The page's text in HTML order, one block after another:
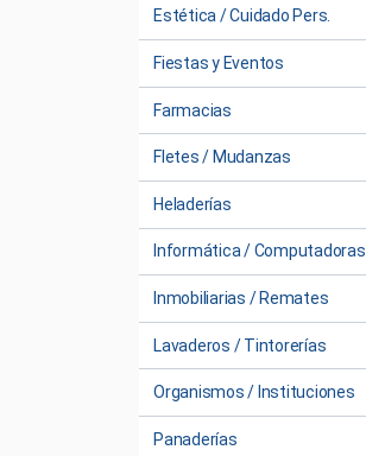
Estética / Cuidado Pers.
Fiestas y Eventos
Farmacias
Fletes / Mudanzas
Heladerías
Informática / Computadoras
Inmobiliarias / Remates
Lavaderos / Tintorerías
Organismos / Instituciones
Panaderías